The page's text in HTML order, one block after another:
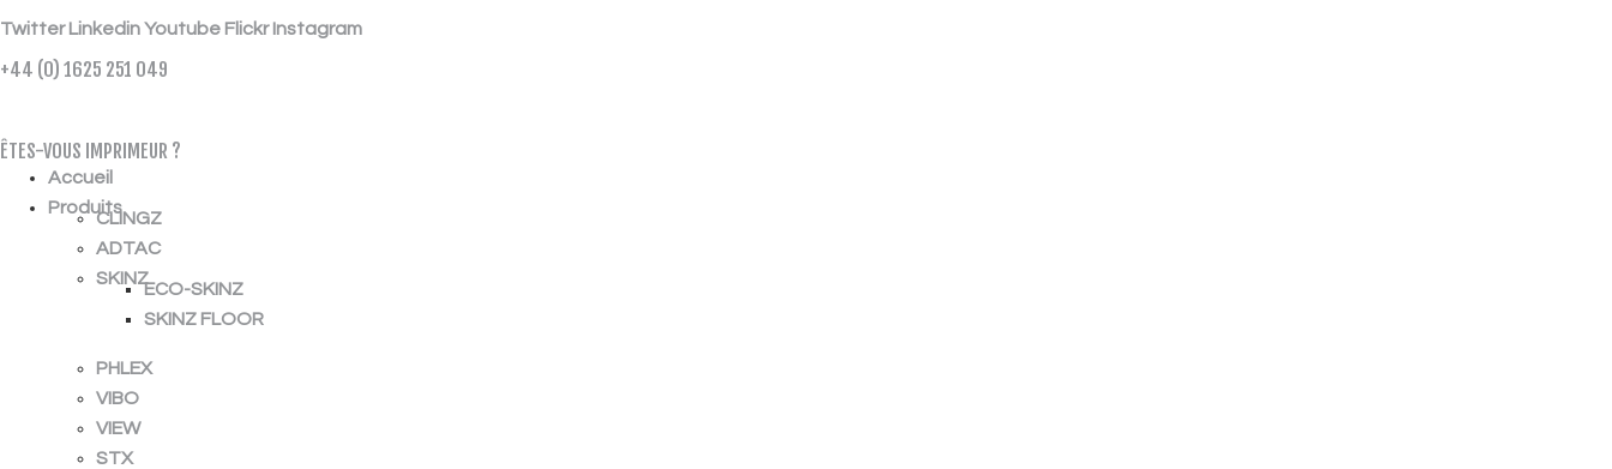
Twitter LinkedinYoutube Flickr Instagram
+44 (0) 1625 251 049
ÊTES-VOUS IMPRIMEUR ?
Accueil
Produits
CLINGZ
ADTAC
SKINZ
ECO-SKINZ
SKINZ FLOOR
PHLEX
VIBO
VIEW
STX